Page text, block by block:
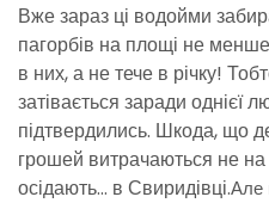
Вже зараз ці водойми
пагорбів на площі не
в них, а не тече в річку!
затівається заради однієї
підтвердились. Шкода, що
грошей витрачаються не
осідають… в Свиридівці.Але